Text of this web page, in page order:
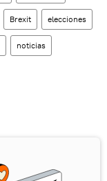
Brexit elecciones
noticias